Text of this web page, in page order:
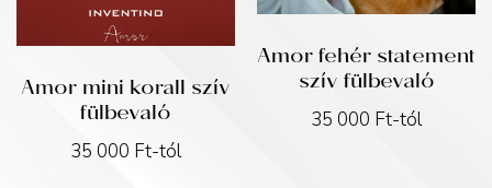
Amor mini korall szív
fülbevaló
35 000 Ft-tól
Amor fehér statement
szív fülbevaló
35 000 Ft-tól